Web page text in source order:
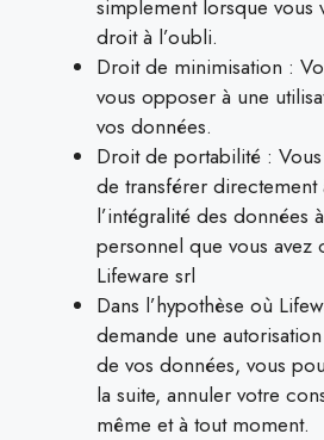
simplement lorsque vous
droit à l’oubli.
Droit de minimisation :
vous opposer à une
vos données.
Droit de portabilité :
de transférer directement
l’intégralité des données
personnel que vous avez
Lifeware srl
Dans l’hypothèse où
demande une
de vos données, vous
la suite, annuler votre
même et à tout moment.